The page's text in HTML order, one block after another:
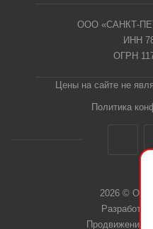
ООО «САНКТ-
ИНН
ОГРН
Цены на сайте не
Политика
2026 © ООО
Продвижение